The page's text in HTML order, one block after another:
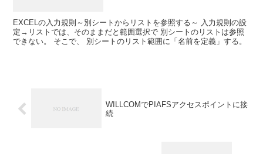
EXCELの入力規則～別シートからリストを参照する～ 入力規則の設
定→リストでは、そのままだと範囲選択で 別シートのリストは参照
できない。 そこで、 別シートのリスト範囲に「名前を定義」する。
WILLCOMでPIAFSアクセスポイントに接
続